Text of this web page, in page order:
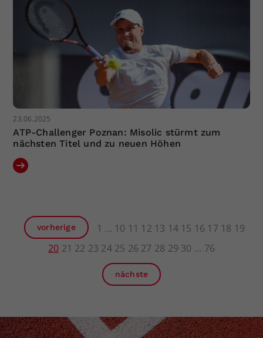
23.06.2025
ATP-Challenger Poznan: Misolic stürmt zum
nächsten Titel und zu neuen Höhen
vorherige 1 10 11 12 13 14 15 16 17 18 19
20 21 22 23 24 25 26 27 28 29 30 76
nächste